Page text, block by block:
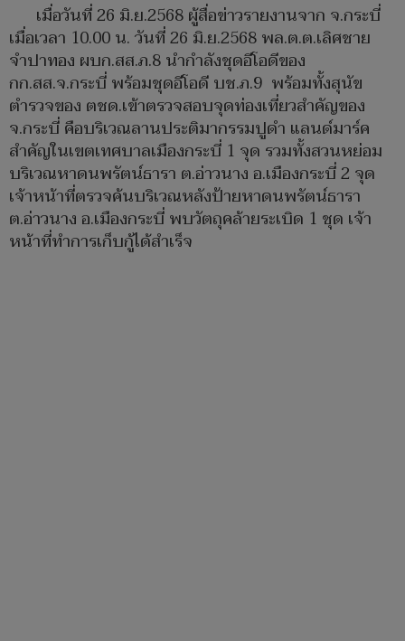
เมื่อวันที่ 26 มิ.ย.2568 ผู้สื่อข่าวรายงานจาก จ.กระบี่
เมื่อเวลา 10.00 น. วันที่ 26 มิ.ย.2568 พล.ต.ต.เลิศชาย
จำปาทอง ผบก.สส.ภ.8 นำกำลังชุดอีโอดีของ
กก.สส.จ.กระบี่ พร้อมชุดอีโอดี บช.ภ.9 พร้อมทั้งสุนัข
ตำรวจของ ตชด.เข้าตรวจสอบจุดท่องเที่ยวสำคัญของ
จ.กระบี่ คือบริเวณลานประติมากรรมปูดำ แลนด์มาร์ค
สำคัญในเขตเทศบาลเมืองกระบี่ 1 จุด รวมทั้งสวนหย่อม
บริเวณหาดนพรัตน์ธารา ต.อ่าวนาง อ.เมืองกระบี่ 2 จุด
เจ้าหน้าที่ตรวจค้นบริเวณหลังป้ายหาดนพรัตน์ธารา
ต.อ่าวนาง อ.เมืองกระบี่ พบวัตถุคล้ายระเบิด 1 ชุด เจ้า
หน้าที่ทำการเก็บกู้ได้สำเร็จ